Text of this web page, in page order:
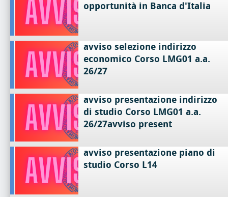
opportunità in Banca d'Italia
avviso selezione indirizzo
economico Corso LMG01 a.a.
26/27
avviso presentazione indirizzo
di studio Corso LMG01 a.a.
26/27avviso present
avviso presentazione piano di
studio Corso L14